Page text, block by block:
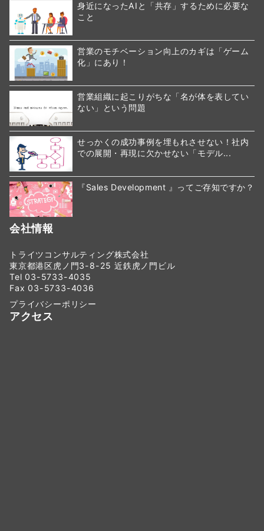
身近になったAIと「共存」するために必要な
こと
営業のモチベーション向上のカギは「ゲーム
化」にあり！
営業組織に起こりがちな「名が体を表してい
ない」という問題
せっかくの成功事例を埋もれさせない！社内
での展開・再現に欠かせない「モデル...
『Sales Development 』ってご存知ですか？
会社情報
トライツコンサルティング株式会社
東京都港区虎ノ門3-8-25 近鉄虎ノ門ビル
Tel 03-5733-4035
Fax 03-5733-4036
プライバシーポリシー
アクセス